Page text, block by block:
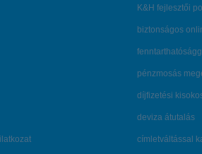
K&H fejlesztői
biztonságos
pénzmosás
díjfizetési
deviza átutalás
címletváltással